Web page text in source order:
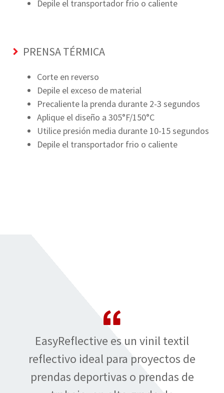
Depile el transportador frio o caliente
PRENSA TÉRMICA
Corte en reverso
Depile el exceso de material
Precaliente la prenda durante 2-3 segundos
Aplique el diseño a 305°F/150°C
Utilice presión media durante 10-15 segundos
Depile el transportador frio o caliente
EasyReflective es un vinil textil
reflectivo ideal para proyectos de
prendas deportivas o prendas de